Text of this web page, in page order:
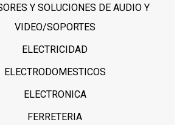
Y SOLUCIONES DE AUDIO Y
VIDEO/SOPORTES
ELECTRICIDAD
ELECTRODOMESTICOS
ELECTRONICA
FERRETERIA